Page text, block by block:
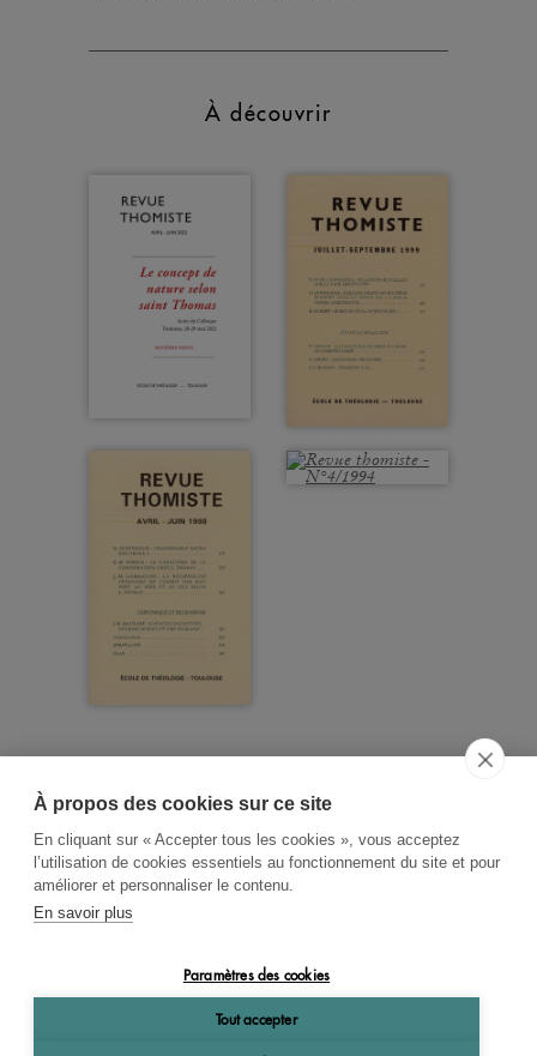
À propos des cookies sur ce site
En cliquant sur « Accepter tous les cookies », vous acceptez
l’utilisation de cookies essentiels au fonctionnement du site et pour
améliorer et personnaliser le contenu.
En savoir plus
Paramètres des cookies
Tout accepter
À découvrir
RECHERCHE THÉMATIQUE
OK